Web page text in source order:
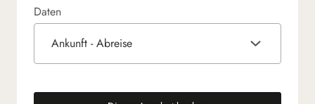
Daten
Ankunft - Abreise